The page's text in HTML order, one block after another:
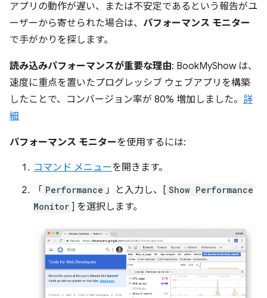
アプリの動作が遅い、または不安定であるという報告がユ
ーザーから寄せられた場合は、 パフォーマンス モニター
で手がかりを探します。
読み込みパフォーマンスが重要な理由: BookMyShow は、
速度に重点を置いたプログレッシブ ウェブアプリを構築
したことで、コンバージョン率が 80% 増加しました。 詳
細
パフォーマンス モニターを使用するには:
コマンド メニューを開きます。
「 Performance 」と入力し、[ Show Performance
Monitor ] を選択します。